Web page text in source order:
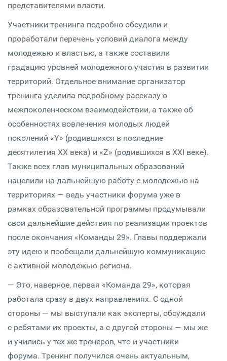
представителями власти.
Участники тренинга подробно обсудили и
проработали перечень условий диалога между
молодежью и властью, а также составили
градацию уровней молодежного участия в развитии
территорий. Отдельное внимание организатор
тренинга уделила подробному рассказу о
межпоколенческом взаимодействии, а также об
особенностях вовлечения молодых людей
поколений «Y» (родившихся в последние
десятилетия XX века) и «Z» (родившихся в XXI веке).
Также всех глав муниципальных образований
нацелили на дальнейшую работу с молодежью на
территориях — ведь участники форума уже в
рамках образовательной программы продумывали
свои дальнейшие действия по реализации проектов
после окончания «Команды 29». Главы поддержали
эту идею и пообещали дальнейшую коммуникацию
с активной молодежью региона.
— Это, наверное, первая «Команда 29», которая
работала сразу в двух направлениях. С одной
стороны — мы выступали как эксперты, обсуждали
с ребятами их проекты, а с другой стороны — мы же
и учились у тех же тренеров, что и участники
форума. Тренинг получился очень актуальным,